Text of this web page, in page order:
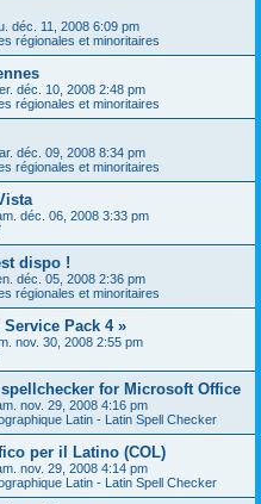
déc. 11, 2008 6:09 pm
régionales et minoritaires
déc. 10, 2008 2:48 pm
régionales et minoritaires
déc. 09, 2008 8:34 pm
régionales et minoritaires
déc. 06, 2008 3:33 pm
dispo !
déc. 05, 2008 2:36 pm
régionales et minoritaires
Pack 4 »
nov. 30, 2008 2:55 pm
for Microsoft Office
nov. 29, 2008 4:16 pm
Latin - Latin Spell Checker
per il Latino (COL)
nov. 29, 2008 4:14 pm
Latin - Latin Spell Checker